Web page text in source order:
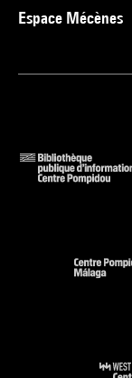
Espace Mécènes